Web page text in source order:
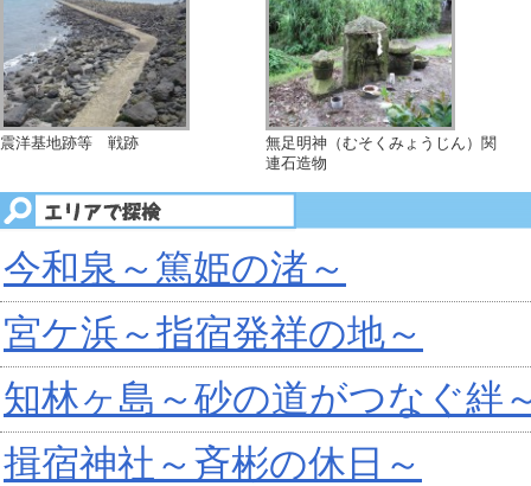
震洋基地跡等 戦跡
無足明神（むそくみょうじん）関
連石造物
今和泉～篤姫の渚～
宮ケ浜～指宿発祥の地～
知林ヶ島～砂の道がつなぐ絆
揖宿神社～斉彬の休日～